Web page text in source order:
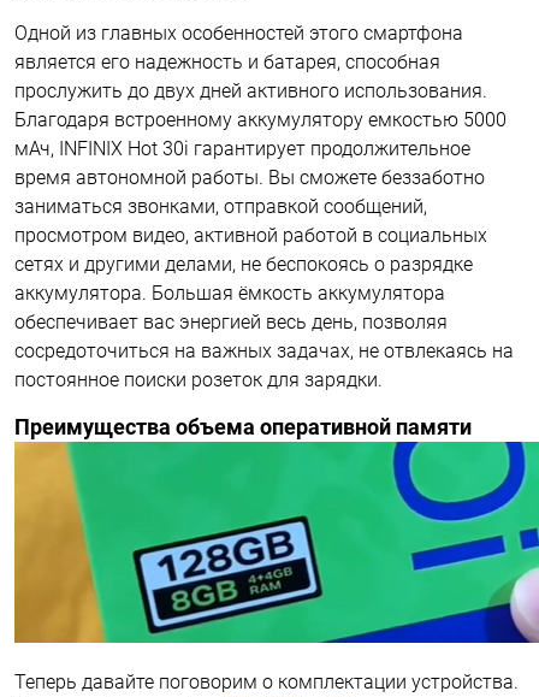
Одной из главных особенностей этого смартфона
является его надежность и батарея, способная
прослужить до двух дней активного использования.
Благодаря встроенному аккумулятору емкостью 5000
мАч, INFINIX Hot 30i гарантирует продолжительное
время автономной работы. Вы сможете беззаботно
заниматься звонками, отправкой сообщений,
просмотром видео, активной работой в социальных
сетях и другими делами, не беспокоясь о разрядке
аккумулятора. Большая ёмкость аккумулятора
обеспечивает вас энергией весь день, позволяя
сосредоточиться на важных задачах, не отвлекаясь на
постоянное поиски розеток для зарядки.
Преимущества объема оперативной памяти
Теперь давайте поговорим о комплектации устройства.